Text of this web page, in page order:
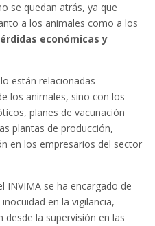
se quedan atrás, ya que
a los animales como a los
económicas y
están relacionadas
los animales, sino con los
planes de vacunación
plantas de producción,
en los empresarios del sector
INVIMA se ha encargado de
en la vigilancia,
la supervisión en las